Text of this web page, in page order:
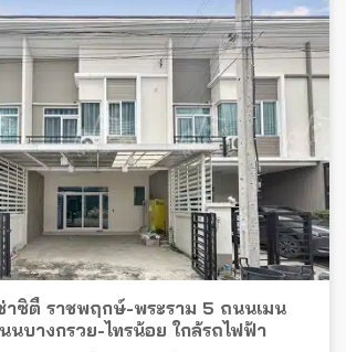
าซิตี้ ราชพฤกษ์-พระราม 5 ถนนเมน
นบางกรวย-ไทรน้อย ใกล้รถไฟฟ้า